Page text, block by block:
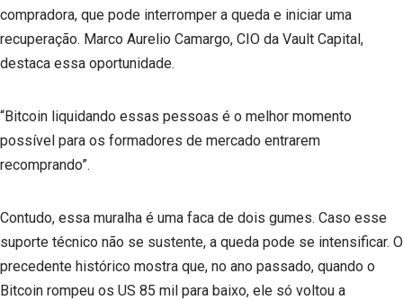
compradora, que pode interromper a queda e iniciar uma
recuperação. Marco Aurelio Camargo, CIO da Vault Capital,
destaca essa oportunidade.
“Bitcoin liquidando essas pessoas é o melhor momento
possível para os formadores de mercado entrarem
recomprando”.
Contudo, essa muralha é uma faca de dois gumes. Caso esse
suporte técnico não se sustente, a queda pode se intensificar. O
precedente histórico mostra que, no ano passado, quando o
Bitcoin rompeu os US 85 mil para baixo, ele só voltou a